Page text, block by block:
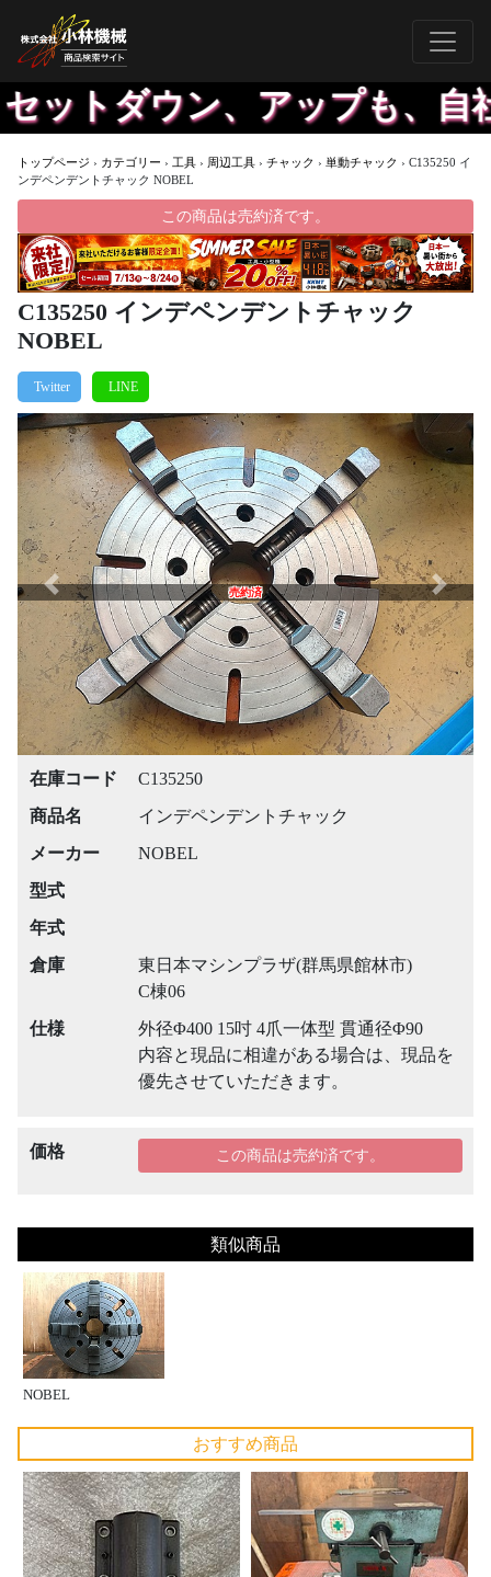
ウン、アップも、自社で
トップページ › カテゴリー › 工具 › 周辺工具 › チャック › 単動チャック › C135250 イ
ンデペンデントチャック NOBEL
この商品は売約済です。
C135250 インデペンデントチャック
NOBEL
売約済
Previous Next
在庫コード
C135250
商品名
インデペンデントチャック
メーカー
NOBEL
型式
年式
倉庫
東日本マシンプラザ(群馬県館林市)
C棟06
仕様
外径Φ400 15吋 4爪一体型 貫通径Φ90
内容と現品に相違がある場合は、現品を
優先させていただきます。
価格 この商品は売約済です。
類似商品
NOBEL
おすすめ商品